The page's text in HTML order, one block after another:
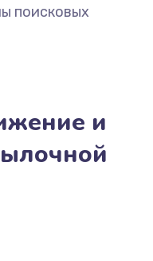
поисковых
и